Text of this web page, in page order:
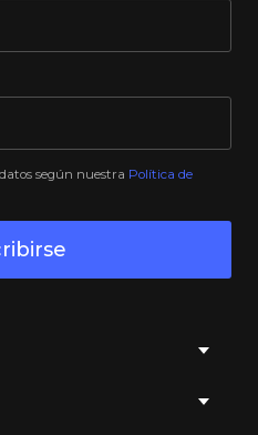
según nuestra Política de